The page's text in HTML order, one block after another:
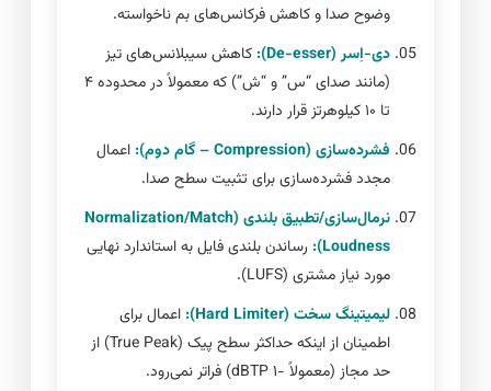
وضوح صدا و کاهش فرکانس‌های بم ناخواسته.
دی-اِسر (De-esser):
کاهش سیبلانس‌های تیز
(مانند صدای “س” و “ش”) که معمولاً در محدوده ۴
تا ۱۰ کیلوهرتز قرار دارند.
فشرده‌سازی (Compression – گام دوم):
اعمال
مجدد فشرده‌سازی برای تثبیت سطح صدا.
نرمال‌سازی/تطبیق بلندی (Normalization/Match
Loudness):
رساندن بلندی فایل به استاندارد نهایی
مورد نیاز مشتری (LUFS).
لیمیتینگ سخت (Hard Limiter):
اعمال برای
اطمینان از اینکه حداکثر سطح پیک (True Peak) از
حد مجاز (معمولاً -۱ dBTP) فراتر نمی‌رود.